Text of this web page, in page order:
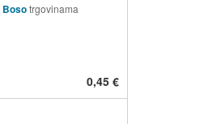
Bosotrgovinama
0,45 €